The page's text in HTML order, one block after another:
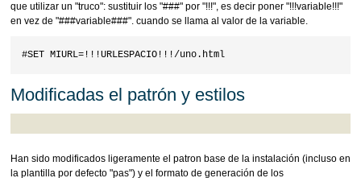
que utilizar un "truco": sustituir los "###" por "!!!", es decir poner "!!!variable!!!"
en vez de "###variable###". cuando se llama al valor de la variable.
Modificadas el patrón y estilos
Han sido modificados ligeramente el patron base de la instalación (incluso en
la plantilla por defecto "pas") y el formato de generación de los